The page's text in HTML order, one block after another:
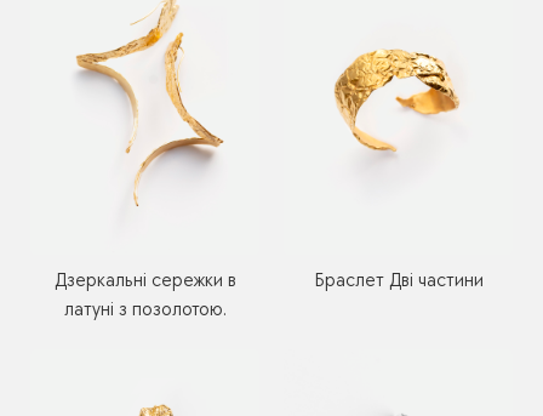
Дзеркальні сережки в
латуні з позолотою.
Браслет Дві частини